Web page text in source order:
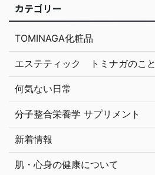
カテゴリー
TOMINAGA化粧品
エステティック トミナガのこと
何気ない日常
分子整合栄養学 サプリメント
新着情報
肌・心身の健康について